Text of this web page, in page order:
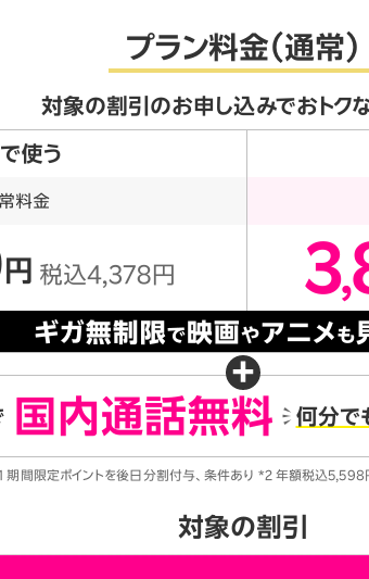
プラン料金（通常）
対象の割引のお申し込みでおトクな
間限定ポイントを後日分割付与、条件あり *2 年額税込5,598
対象の割引